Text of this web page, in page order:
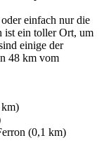
einfach nur die
ist ein toller Ort, um
einige der
48 km vom
km)
(0,1 km)